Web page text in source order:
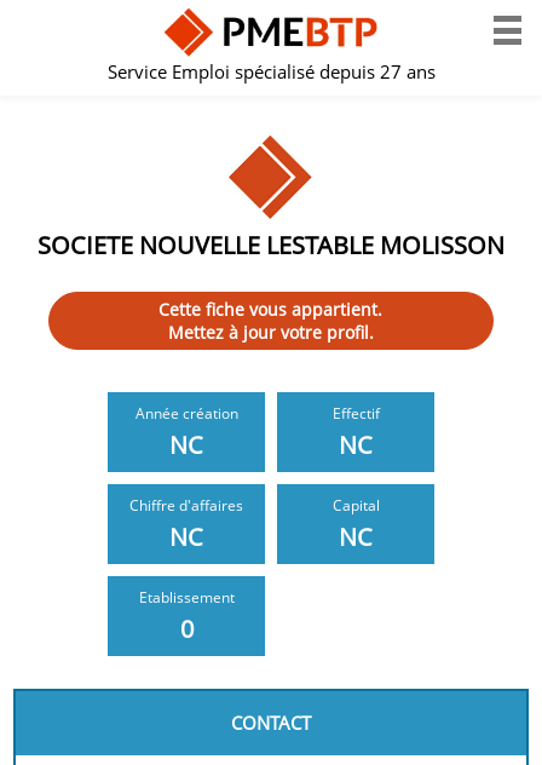
Service Emploi spécialisé depuis 27 ans
SOCIETE NOUVELLE LESTABLE MOLISSON
Cette fiche vous appartient.
Mettez à jour votre profil.
Année création
NC
Effectif
NC
Chiffre d'affaires
NC
Capital
NC
Etablissement
0
CONTACT